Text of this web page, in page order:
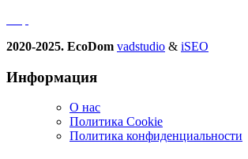
2020-2025. EcoDom vadstudio & iSEO
Информация
О нас
Политика Сookie
Политика конфиденциальности